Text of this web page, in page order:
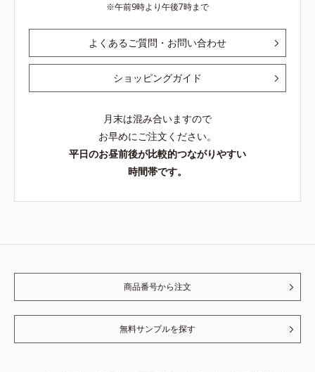
午前9時より午後7時まで
よくあるご質問・お問い合わせ
ショッピングガイド
月末は混み合いますので
お早めにご注文ください。
平日のお昼前後が比較的つながりやすい
時間帯です。
商品番号から注文
無料サンプルを探す